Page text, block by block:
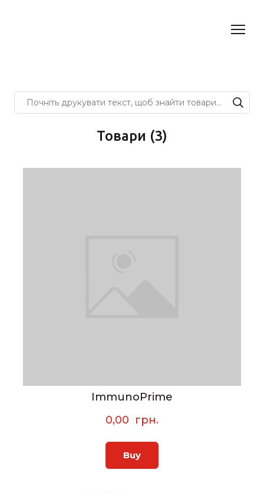
Товари (3)
ImmunoPrime
0,00  грн.
Buy